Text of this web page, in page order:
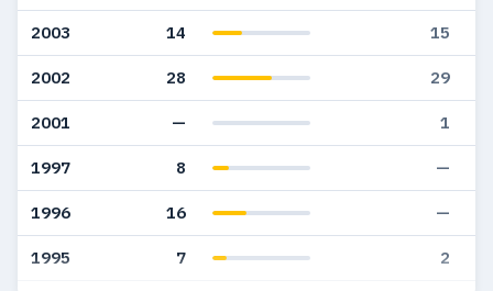
2003 14 15
2002 28 29
2001 — 1
1997 8 —
1996 16 —
1995 7 2